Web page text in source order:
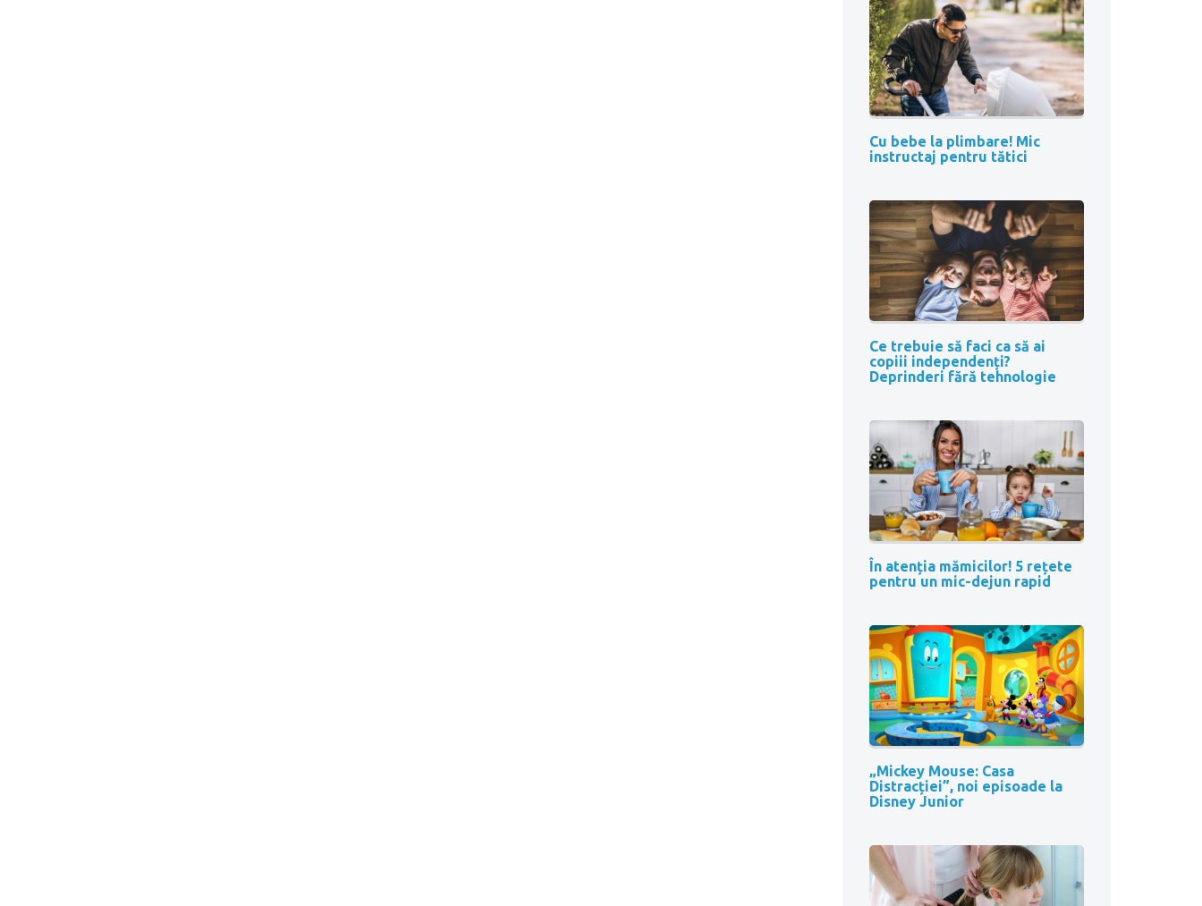
Cu bebe la plimbare! Mic
instructaj pentru tătici
Ce trebuie să faci ca să ai
copiii independenți?
Deprinderi fără tehnologie
În atenția mămicilor! 5 rețete
pentru un mic-dejun rapid
„Mickey Mouse: Casa
Distracției”, noi episoade la
Disney Junior